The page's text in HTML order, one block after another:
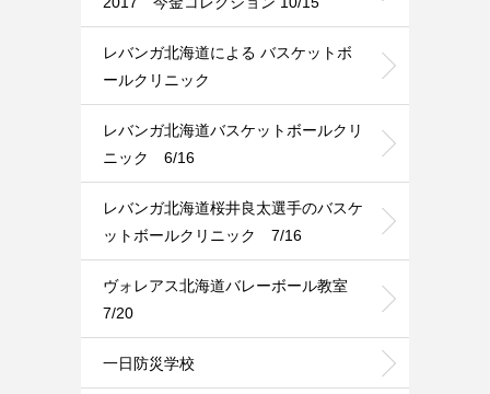
レバンガ北海道による バスケットボ
ールクリニック
レバンガ北海道バスケットボールクリ
ニック 6/16
レバンガ北海道桜井良太選手のバスケ
ットボールクリニック 7/16
ヴォレアス北海道バレーボール教室
7/20
一日防災学校